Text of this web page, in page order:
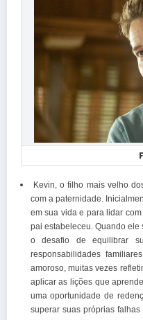
Kevin, o filho mais velho
com a paternidade.
em sua vida e para lidar
pai estabeleceu. Quando ele
o desafio de equilibrar
responsabilidades
amoroso, muitas vezes
aplicar as lições que
uma oportunidade de
superar suas próprias